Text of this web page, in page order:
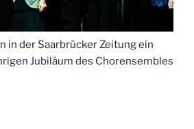
in der Saarbrücker Zeitung ein
Jubiläum des Chorensembles